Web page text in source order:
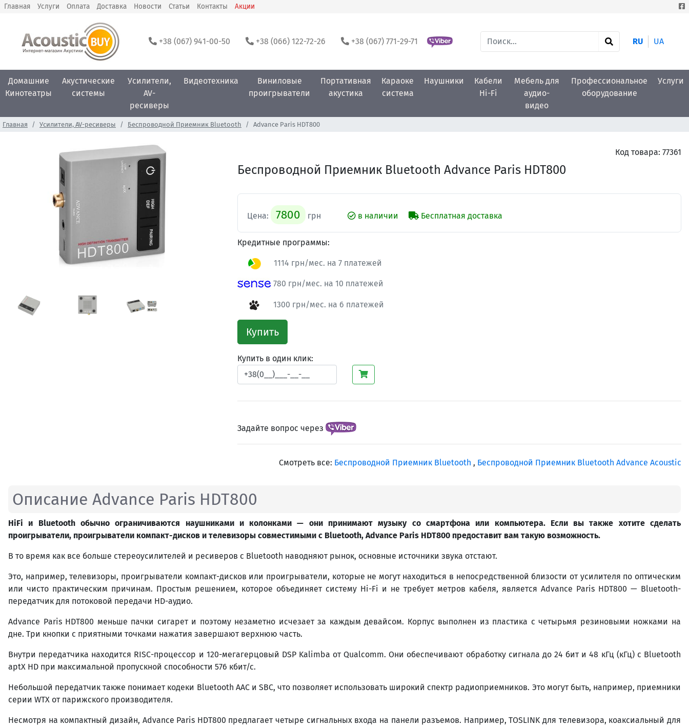
Главная Услуги Оплата Доставка Новости Статьи Контакты Акции
+38 (067) 941-00-50 +38 (066) 122-72-26 +38 (067) 771-29-71 RU UA
Домашние
Кинотеатры
Акустические
системы
Усилители,
AV-
ресиверы
Видеотехника
Виниловые
проигрыватели
Портативная
акустика
Караоке
система
Наушники
Кабели
Hi-Fi
Мебель для
аудио-
видео
Профессиональное
оборудование
Услуги
Главная Усилители, AV-ресиверы Беспроводной Приемник Bluetooth Advance Paris HDT800
Код товара: 77361
Беспроводной Приемник Bluetooth Advance Paris HDT800
Цена: 7800 грн в наличии Бесплатная доставка
Кредитные программы:
1114 грн/мес. на 7 платежей
780 грн/мес. на 10 платежей
1300 грн/мес. на 6 платежей
Купить
Купить в один клик:
Задайте вопрос через
Смотреть все: Беспроводной Приемник Bluetooth , Беспроводной Приемник Bluetooth Advance Acoustic
Описание Advance Paris HDT800
HiFi и Bluetoothобычно ограничиваются наушниками и колонками — они принимают музыку со смартфона или компьютера.
Если вы также хотите сделать
проигрыватели, проигрыватели компакт-дисков и телевизоры совместимыми с Bluetooth, Advance Paris HDT800 предоставит вам такую ​​возможность.
В то время как все больше стереоусилителей и ресиверов с Bluetooth наводняют рынок, основные источники звука отстают.
Это, например, телевизоры, проигрыватели компакт-дисков или проигрыватели, которые не могут находиться в непосредственной близости от усилителя по оптическим
или чисто практическим причинам. Простым решением, которое объединяет систему Hi-Fi и не требует метров кабеля, является Advance Paris HDT800 — Bluetooth-
передатчик для потоковой передачи HD-аудио.
Advance Paris HDT800 меньше пачки сигарет и поэтому незаметно исчезает за каждым девайсом. Корпус выполнен из пластика с четырьмя резиновыми ножками на
дне. Три кнопки с приятными точками нажатия завершают верхнюю часть.
Внутри передатчика находится RISC-процессор и 120-мегагерцовый DSP Kalimba от Qualcomm. Они обеспечивают обработку сигнала до 24 бит и 48 кГц (кГц) с Bluetooth
aptX HD при максимальной пропускной способности 576 кбит/с.
Небольшой передатчик также понимает кодеки Bluetooth AAC и SBC, что позволяет использовать широкий спектр радиоприемников. Это могут быть, например, приемники
серии WTX от парижского производителя.
Несмотря на компактный дизайн, Advance Paris HDT800 предлагает четыре сигнальных входа на панели разъемов. Например, TOSLINK для телевизора, коаксиальный для